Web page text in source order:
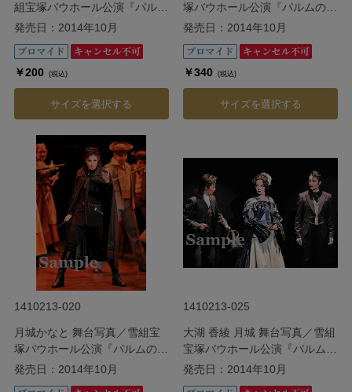
組宝塚バウホール公演『パルム
の僧院 ―美しき愛の囚人―』
発売日：2014年10月
￥200 (税込)
サイズを選択する
塚バウホール公演『パルムの僧
院 ―美しき愛の囚人―』
発売日：2014年10月
￥340 (税込)
サイズを選択する
1410213-020
月城かなと 舞台写真／雪組宝
塚バウホール公演『パルムの僧
院 ―美しき愛の囚人―』
発売日：2014年10月
1410213-025
大湖 香綾 月城 舞台写真／雪組
宝塚バウホール公演『パルムの
僧院 ―美しき愛の囚人―』
発売日：2014年10月